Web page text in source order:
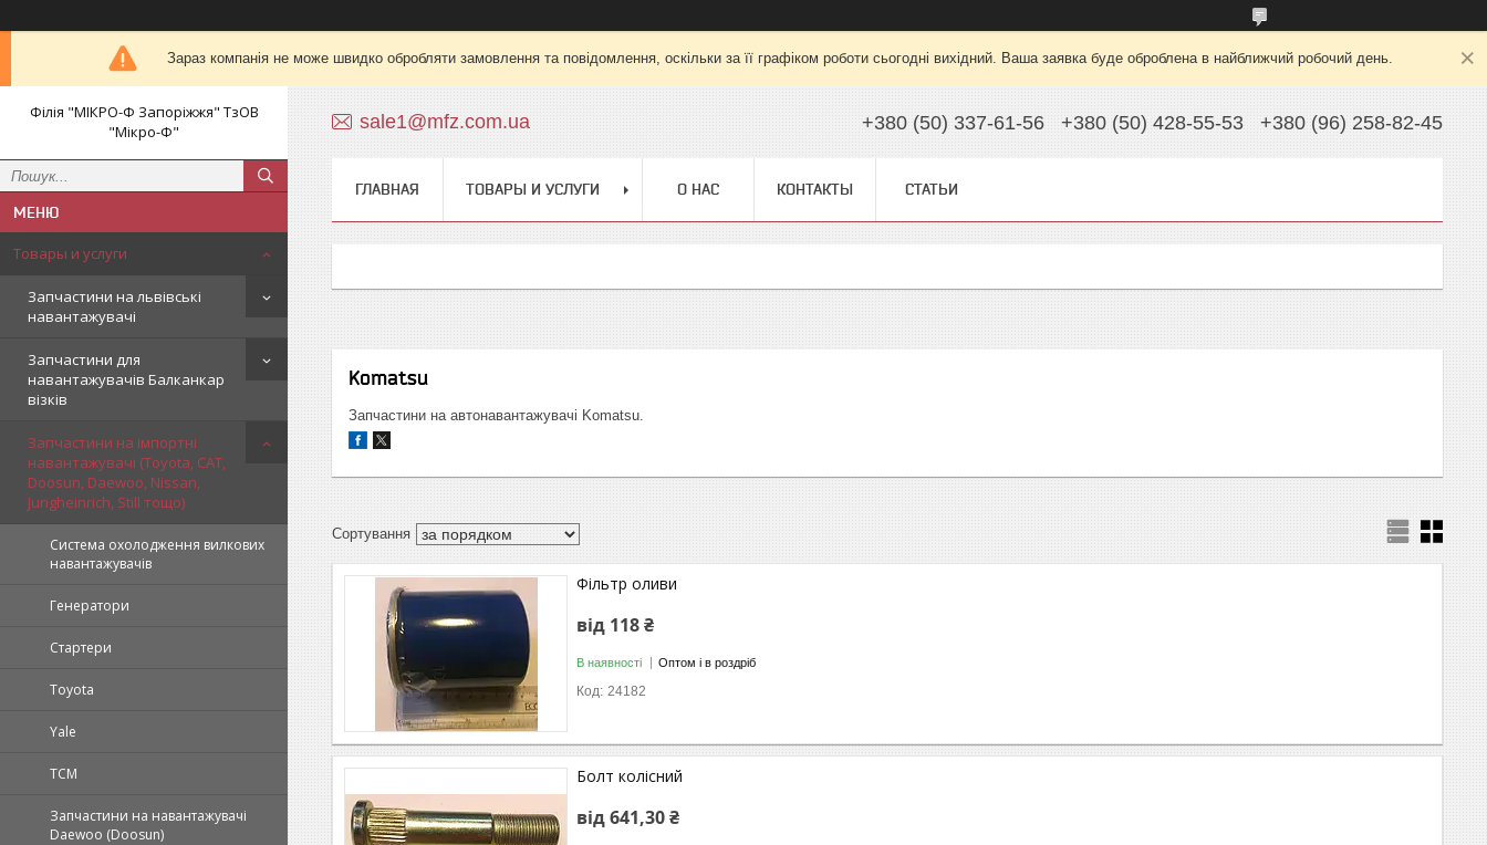
Зараз компанія не може швидко обробляти замовлення та повідомлення, оскільки за її графіком роботи сьогодні вихідний. Ваша заявка буде оброблена в найближчий робочий день.
Філія "МІКРО-Ф Запоріжжя" ТзОВ
"Мікро-Ф"
Товары и услуги
Запчастини на львівські
навантажувачі
Запчастини для
навантажувачів Балканкар
візків
Запчастини на імпортні
навантажувачі (Toyota, CAT,
Doosun, Daewoo, Nissan,
Jungheinrich, Still тощо)
Система охолодження вилкових
навантажувачів
Генератори
Стартери
Toyota
Yale
TCM
Запчастини на навантажувачі
Daewoo (Doosun)
sale1@mfz.com.ua +380 (50) 337-61-56 +380 (50) 428-55-53 +380 (96) 258-82-45
ГЛАВНАЯ ТОВАРЫ И УСЛУГИ О НАС КОНТАКТЫ СТАТЬИ
Komatsu
Запчастини на автонавантажувачі Komatsu.
Фільтр оливи
від 118 ₴
В наявності Оптом і в роздріб
24182
Болт колісний
від 641,30 ₴